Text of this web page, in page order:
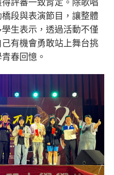
段與表演節目，讓整體
生表示，透過活動不僅
有機會勇敢站上舞台挑
春回憶。